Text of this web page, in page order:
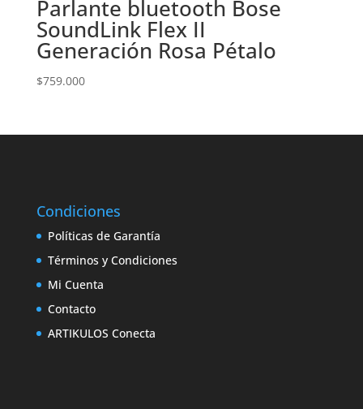
Parlante bluetooth Bose
SoundLink Flex II
Generación Rosa Pétalo
$759.000
Condiciones
Políticas de Garantía
Términos y Condiciones
Mi Cuenta
Contacto
ARTIKULOS Conecta